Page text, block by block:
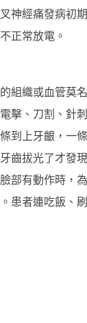
神經痛發病初
正常放電。
組織或血管莫
擊、刀割、針
到上牙齦，一
齒拔光了才發
部有動作時，
患者連吃飯、